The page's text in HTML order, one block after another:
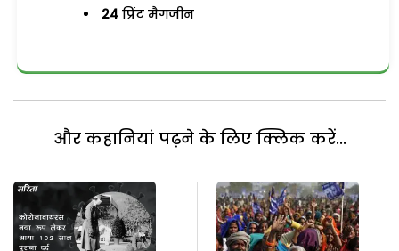
24 प्रिंट मैगजीन
और कहानियां पढ़ने के लिए क्लिक करें...